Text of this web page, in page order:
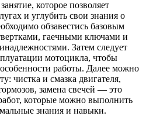
которое позволяет
и углубить свои знания о
обзавестись базовым
гаечными ключами и
Затем следует
мотоцикла, чтобы
работы. Далее можно
чистка и смазка двигателя,
замена свечей — это
которые можно выполнить
знания и навыки.